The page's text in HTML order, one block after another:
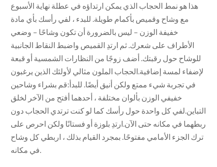
هذا هو نمط الحجاب الذي يمكن ارتداؤه في عطلة نهاية الأسبوع
مع وشاح وقميص بأكمام طويلة. للبدء ، لفي رأسك بأي مادة
خفيفة الوزن – ليس بالضرورة أن تكون وشاحًا – وضعي
الأطراف على شعرك. ثم ارتدِ القميص واضبط النقاط الجانبية
للوشاح حول رقبتك. أضف زوجًا من النظارات الشمسية أو قبعة
لإضفاء لمسة إضافية.الحجاب الملون مثالي لأولئك الذين يرغبون
في تجربة شيء ممتع ولكن أنيق أيضًا. للبدأ:قم بشراء وشاحين
خفيفي الوزن بألوان مختلفة ، أحدهما أفتح من الآخر لخلق
التباين.لفي كل واحدة حول رأسك كما لو كنت ترتدي الحجاب دون
ربطهما في مكانه حتى الآن.ارتدِ بلوزة أو فستانًا ولكن احرص على
ترك الجزء الأمامي مفتوحًا. بمجرد القيام بذلك ، اربطي كل وشاح
في مكانه.